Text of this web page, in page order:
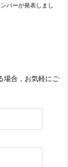
バーが発表しまし
場合，お気軽にご